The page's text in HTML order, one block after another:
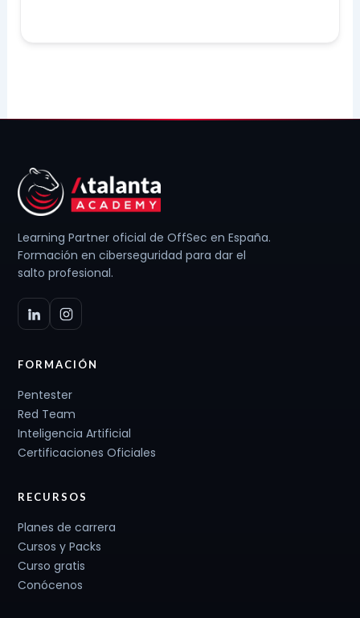
Learning Partner oficial de OffSec en España.
Formación en ciberseguridad para dar el
salto profesional.
FORMACIÓN
Pentester
Red Team
Inteligencia Artificial
Certificaciones Oficiales
RECURSOS
Planes de carrera
Cursos y Packs
Curso gratis
Conócenos